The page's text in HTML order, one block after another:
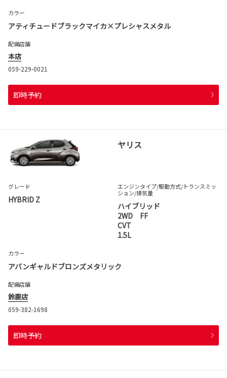
カラー
アティチュードブラックマイカ×プレシャスメタル
配備店舗
本店
059-229-0021
即時予約
ヤリス
グレード
HYBRID Z
エンジンタイプ/駆動方式/トランスミッ
ション/排気量
ハイブリッド
2WD FF
CVT
1.5L
カラー
アバンギャルドブロンズメタリック
配備店舗
鈴鹿店
059-382-1698
即時予約